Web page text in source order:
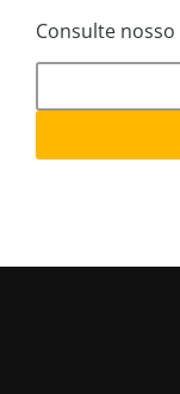
Consulte nosso